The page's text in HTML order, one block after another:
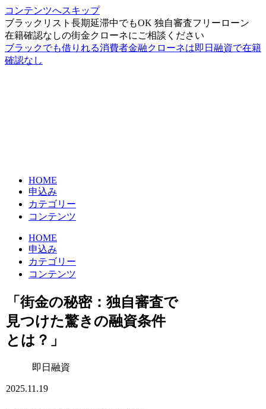
コンテンツへスキップ
ブラックリスト長期延滞中でもOK 独自審査フリーローン
在籍確認なしの街金クローネにご相談ください
ブラックでも借りれる消費者金融クローネは即日融資で在籍
確認なし
HOME
申込み
カテゴリー
コンテンツ
HOME
申込み
カテゴリー
コンテンツ
「街金の秘密：独自審査で
見つけた驚きの融資条件
とは？」
即日融資
2025.11.19